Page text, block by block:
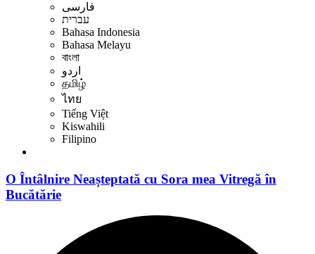
فارسی
עברית
Bahasa Indonesia
Bahasa Melayu
বাংলা
اردو
தமிழ்
ไทย
Tiếng Việt
Kiswahili
Filipino
O Întâlnire Neașteptată cu Sora mea Vitregă în
Bucătărie